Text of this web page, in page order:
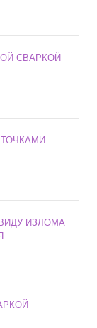
СВАРКОЙ
ИЗЛОМА